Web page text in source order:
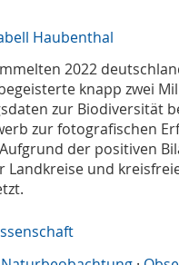
Haubenthal
2022
knapp zwei
zur Biodiversität
zur fotografischen
der positiven
Landkreise und